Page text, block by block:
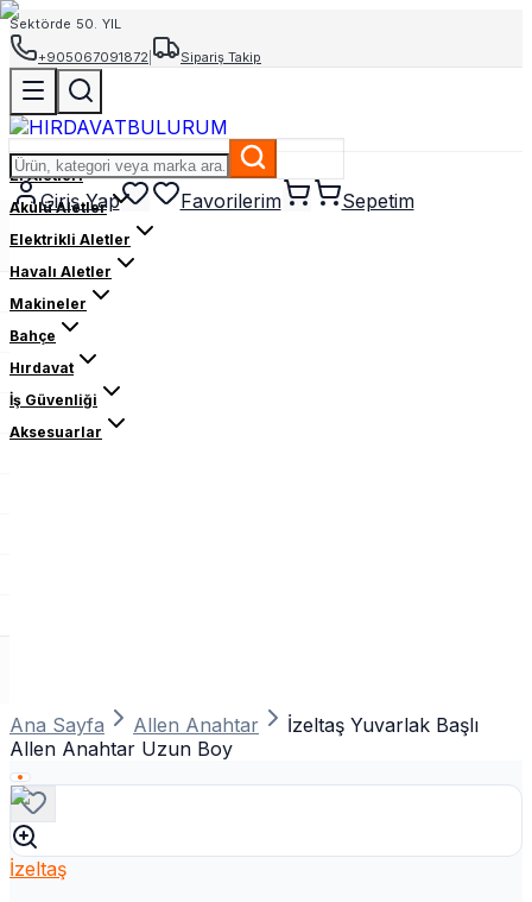
Sektörde 50. YIL
+905067091872
Sipariş Takip
Giriş Yap Favorilerim Sepetim
El Aletleri
Akülü Aletler
Elektrikli Aletler
Havalı Aletler
Makineler
Bahçe
Hırdavat
İş Güvenliği
Aksesuarlar
Ana Sayfa Allen Anahtar
İzeltaş Yuvarlak Başlı
Allen Anahtar Uzun Boy
İzeltaş